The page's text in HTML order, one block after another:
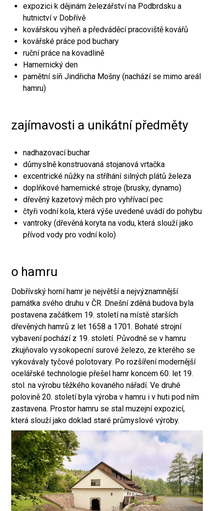
expozici k dějinám železářství na Podbrdsku a
hutnictví v Dobřívě
kovářskou výheň a předváděcí pracoviště kovářů
kovářské práce pod buchary
ruční práce na kovadlině
Hamernický den
pamětní síň Jindřicha Mošny (nachází se mimo areál
hamru)
zajímavosti a unikátní předměty
nadhazovací buchar
důmyslně konstruovaná stojanová vrtačka
excentrické nůžky na stříhání silných plátů železa
doplňkové hamernické stroje (brusky, dynamo)
dřevěný kazetový měch pro vyhřívací pec
čtyři vodní kola, která výše uvedené uvádí do pohybu
vantroky (dřevěná koryta na vodu, která slouží jako
přívod vody pro vodní kolo)
o hamru
Dobřívský horní hamr je největší a nejvýznamnější
památka svého druhu v ČR. Dnešní zděná budova byla
postavena začátkem 19. století na místě starších
dřevěných hamrů z let 1658 a 1701. Bohaté strojní
vybavení pochází z 19. století. Původně se v hamru
zkujňovalo vysokopecní surové železo, ze kterého se
vykovávaly tyčové polotovary. Po rozšíření modernější
ocelářské technologie přešel hamr koncem 60. let 19.
stol. na výrobu těžkého kovaného nářadí. Ve druhé
polovině 20. století byla výroba v hamru i v huti pod ním
zastavena. Prostor hamru se stal muzejní expozicí,
která slouží jako doklad staré průmyslové výroby.